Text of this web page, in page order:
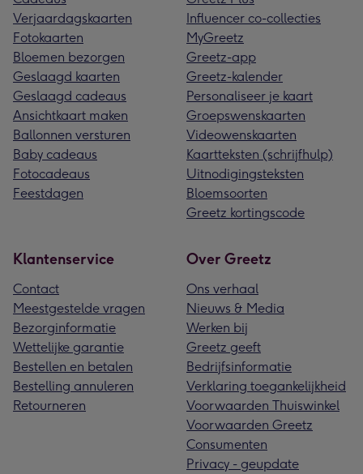
Verjaardagskaarten
Fotokaarten
Bloemen bezorgen
Geslaagd kaarten
Geslaagd cadeaus
Ansichtkaart maken
Ballonnen versturen
Baby cadeaus
Fotocadeaus
Feestdagen
Influencer co-collecties
MyGreetz
Greetz-app
Greetz-kalender
Personaliseer je kaart
Groepswenskaarten
Videowenskaarten
Kaartteksten (schrijfhulp)
Uitnodigingsteksten
Bloemsoorten
Greetz kortingscode
Klantenservice
Contact
Meestgestelde vragen
Bezorginformatie
Wettelijke garantie
Bestellen en betalen
Bestelling annuleren
Retourneren
Over Greetz
Ons verhaal
Nieuws & Media
Werken bij
Greetz geeft
Bedrijfsinformatie
Verklaring toegankelijkheid
Voorwaarden Thuiswinkel
Voorwaarden Greetz
Consumenten
Privacy - geupdate